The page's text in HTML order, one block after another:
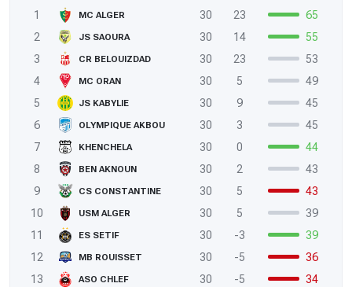
1 MC ALGER 30 23
65
2
JS SAOURA 30 14
55
3
CR BELOUIZDAD 30 23
53
4
MC ORAN 30 5
49
5
JS KABYLIE 30 9
45
6
OLYMPIQUE AKBOU 30 3
45
7
KHENCHELA 30 0
44
8
BEN AKNOUN 30 2
43
9
CS CONSTANTINE 30 5
43
10
USM ALGER 30 5
39
11
ES SETIF 30 -3
39
12
MB ROUISSET 30 -5
36
13
ASO CHLEF 30 -5
34